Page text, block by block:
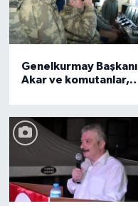
Genelkurmay Başkanı
Akar ve komutanlar,
inceleme yaptı